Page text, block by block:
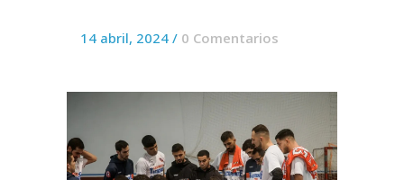
14 abril, 2024 / 0 Comentarios